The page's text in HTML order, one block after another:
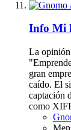
Info Mi
La opinión
gran
caído. El
captación
como